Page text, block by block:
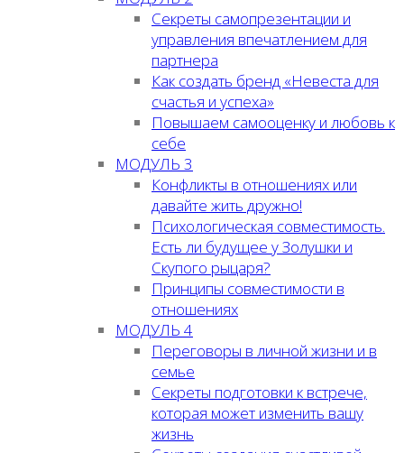
Секреты самопрезентации и
управления впечатлением для
партнера
Как создать бренд «Невеста для
счастья и успеха»
Повышаем самооценку и любовь к
себе
МОДУЛЬ 3
Конфликты в отношениях или
давайте жить дружно!
Психологическая совместимость.
Есть ли будущее у Золушки и
Скупого рыцаря?
Принципы совместимости в
отношениях
МОДУЛЬ 4
Переговоры в личной жизни и в
семье
Секреты подготовки к встрече,
которая может изменить вашу
жизнь